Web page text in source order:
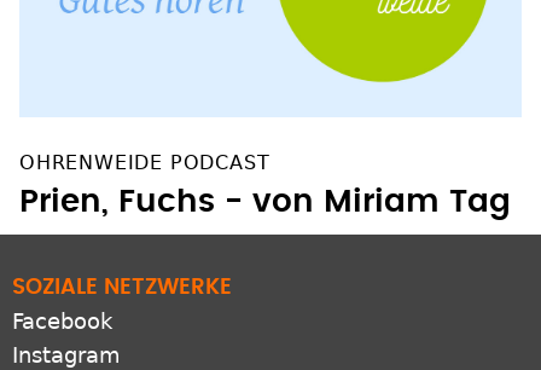
OHRENWEIDE PODCAST
Prien, Fuchs - von Miriam Tag
SOZIALE NETZWERKE
Facebook
Instagram